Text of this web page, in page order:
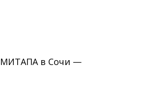
в Сочи —